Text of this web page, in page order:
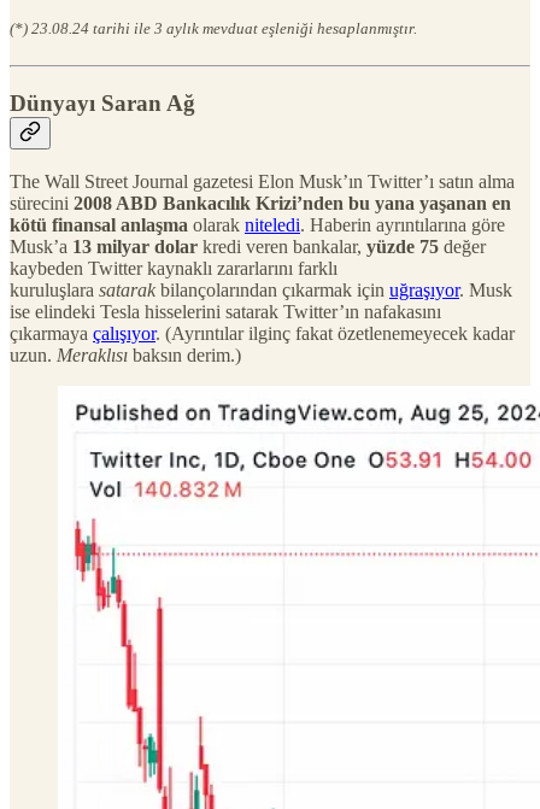
(*) 23.08.24 tarihi ile 3 aylık mevduat eşleniği hesaplanmıştır.
Dünyayı Saran Ağ
The Wall Street Journal gazetesi Elon Musk’ın Twitter’ı satın alma
sürecini 2008 ABD Bankacılık Krizi’nden bu yana yaşanan en
kötü finansal anlaşma olarak niteledi. Haberin ayrıntılarına göre
Musk’a 13 milyar dolar kredi veren bankalar, yüzde 75 değer
kaybeden Twitter kaynaklı zararlarını farklı
kuruluşlara satarak bilançolarından çıkarmak için uğraşıyor. Musk
ise elindeki Tesla hisselerini satarak Twitter’ın nafakasını
çıkarmaya çalışıyor. (Ayrıntılar ilginç fakat özetlenemeyecek kadar
uzun. Meraklısı baksın derim.)